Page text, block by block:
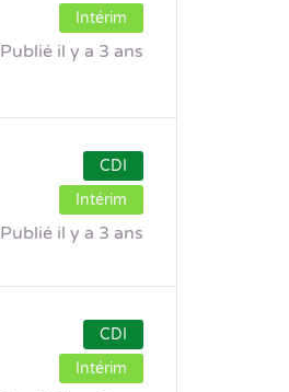
Intérim
Publié il y a 3 ans
CDI
Intérim
Publié il y a 3 ans
CDI
Intérim